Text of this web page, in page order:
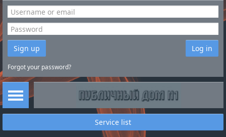
Sign up Log in
Forgot your password?
Service list